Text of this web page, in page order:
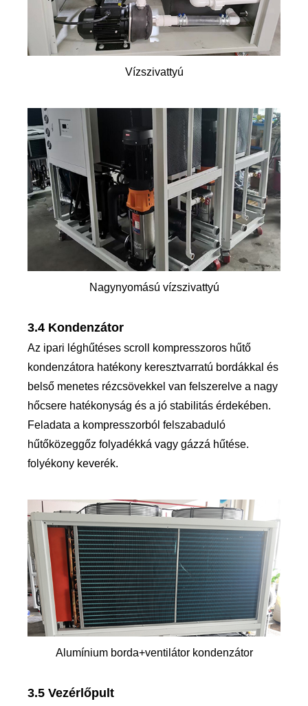
Vízszivattyú
Nagynyomású vízszivattyú
3.4 Kondenzátor
Az ipari léghűtéses scroll kompresszoros hűtő
kondenzátora hatékony keresztvarratú bordákkal és
belső menetes rézcsövekkel van felszerelve a nagy
hőcsere hatékonyság és a jó stabilitás érdekében.
Feladata a kompresszorból felszabaduló
hűtőközeggőz folyadékká vagy gázzá hűtése.
folyékony keverék.
Alumínium borda+ventilátor kondenzátor
3.5 Vezérlőpult